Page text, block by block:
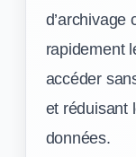
d’archivage
rapidement
accéder
et réduisant
données.